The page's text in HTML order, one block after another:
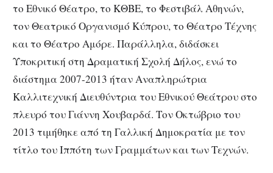
το Εθνικό Θέατρο, το ΚΘΒΕ, το Φεστιβάλ Αθηνών,
τον Θεατρικό Οργανισμό Κύπρου, το Θέατρο Τέχνης
και το Θέατρο Αμόρε. Παράλληλα, διδάσκει
Υποκριτική στη Δραματική Σχολή Δήλος, ενώ το
διάστημα 2007-2013 ήταν Αναπληρώτρια
Καλλιτεχνική Διευθύντρια του Εθνικού Θεάτρου στο
πλευρό του Γιάννη Χουβαρδά. Τον Οκτώβριο του
2013 τιμήθηκε από τη Γαλλική Δημοκρατία με τον
τίτλο του Ιππότη των Γραμμάτων και των Τεχνών.